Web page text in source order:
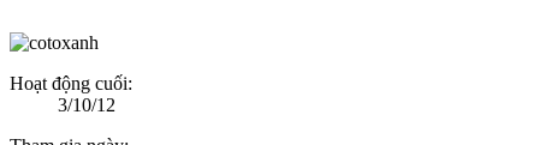
Hoạt động cuối:
3/10/12